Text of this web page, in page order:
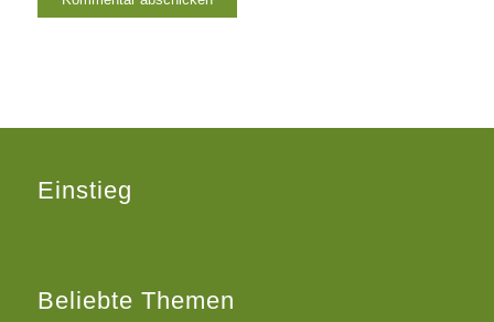
Einstieg
Beliebte Themen